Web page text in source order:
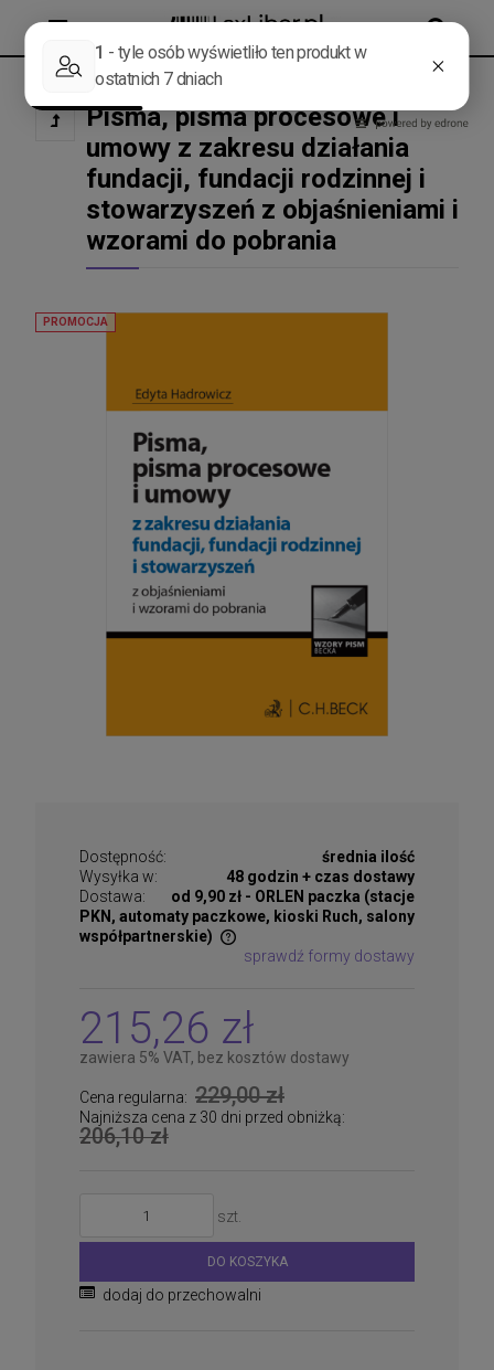
Pisma, pisma procesowe i
umowy z zakresu działania
fundacji, fundacji rodzinnej i
stowarzyszeń z objaśnieniami i
wzorami do pobrania
PROMOCJA
Dostępność:
średnia ilość
Wysyłka w:
48 godzin + czas dostawy
Dostawa:
od 9,90 zł - ORLEN paczka (stacje
PKN, automaty paczkowe, kioski Ruch, salony
współpartnerskie)
Cena nie zawiera ewentualnych kosztów płatności
sprawdź formy dostawy
215,26 zł
zawiera 5% VAT, bez kosztów dostawy
Cena regularna: 229,00 zł
Najniższa cena z 30 dni przed obniżką:
206,10 zł
szt.
DO KOSZYKA
dodaj do przechowalni